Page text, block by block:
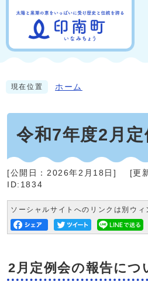
現在位置 ホーム
令和7年度2月定
[公開日： 2026年2月18日 ] [更
ID:1834
ソーシャルサイトへのリンクは別ウィ
2月定例会の報告につ